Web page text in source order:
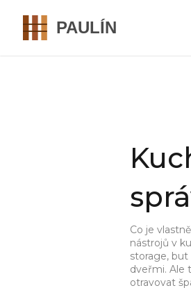
Co je vlastně
nástrojů v
storage,
dveřmi. Ale
otravovat